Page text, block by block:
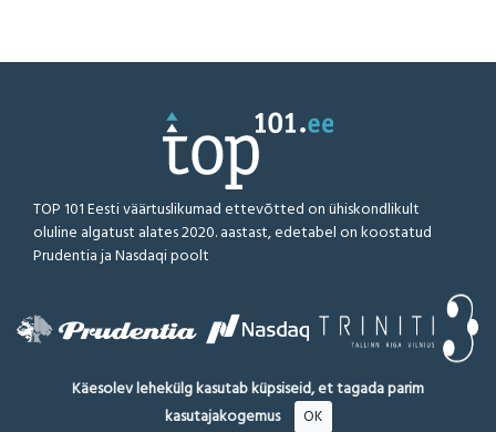
TOP 101 Eesti väärtuslikumad ettevõtted on ühiskondlikult
oluline algatust alates 2020. aastast, edetabel on koostatud
Prudentia ja Nasdaqi poolt
Käesolev lehekülg kasutab küpsiseid, et tagada parim
kasutajakogemus
OK